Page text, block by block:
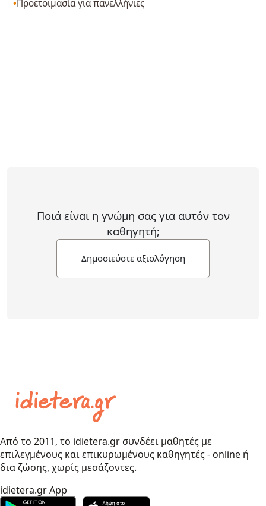
Προετοιμασία για πανελλήνιες
Ποιά είναι η γνώμη σας για αυτόν τον
καθηγητή;
Δημοσιεύστε αξιολόγηση
Από το 2011, το idietera.gr συνδέει μαθητές με
επιλεγμένους και επικυρωμένους καθηγητές - online ή
δια ζώσης, χωρίς μεσάζοντες.
idietera.gr App